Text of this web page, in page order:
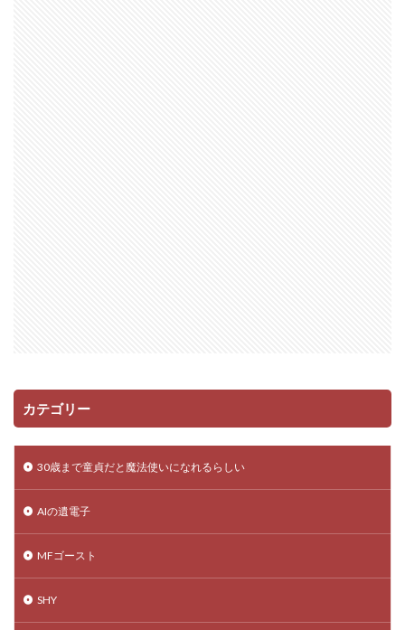
カテゴリー
30歳まで童貞だと魔法使いになれるらしい
AIの遺電子
MFゴースト
SHY